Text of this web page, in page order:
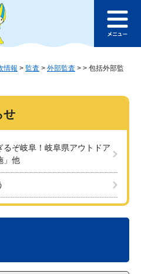
ジの本文へ
ュ
情報 > 監査 > 外部監査 > > 包括外部監
せ
ぞ岐阜！岐阜県アウトドア
」他